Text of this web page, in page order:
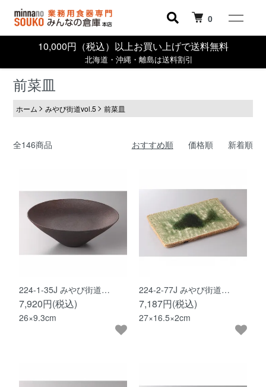
0
10,000円（税込）以上お買い上げで送料無料
北海道・沖縄・離島は送料割引
前菜皿
ホーム みやび街道vol.5 前菜皿
全146商品 おすすめ順 価格順 新着順
224-1-35J みやび街道…
7,920円(税込)
26×9.3cm
224-2-77J みやび街道…
7,187円(税込)
27×16.5×2cm